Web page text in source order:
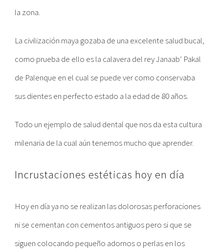
la zona.
La civilización maya gozaba de una excelente salud bucal,
como prueba de ello es la calavera del rey Janaab’ Pakal
de Palenque en el cual se puede ver como conservaba
sus dientes en perfecto estado a la edad de 80 años.
Todo un ejemplo de salud dental que nos da esta cultura
milenaria de la cual aún tenemos mucho que aprender.
Incrustaciones estéticas hoy en día
Hoy en día ya no se realizan las dolorosas perforaciones
ni se cementan con cementos antiguos pero si que se
siguen colocando pequeño adornos o perlas en los